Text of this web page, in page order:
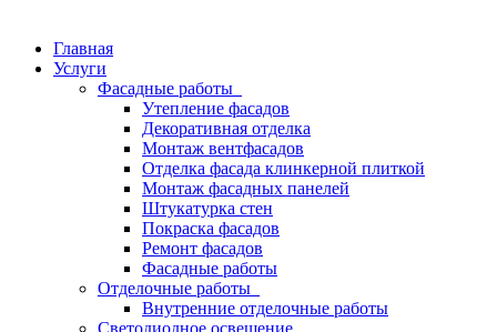
Главная
Услуги
Фасадные работы
Утепление фасадов
Декоративная отделка
Монтаж вентфасадов
Отделка фасада клинкерной плиткой
Монтаж фасадных панелей
Штукатурка стен
Покраска фасадов
Ремонт фасадов
Фасадные работы
Отделочные работы
Внутренние отделочные работы
Светодиодное освещение